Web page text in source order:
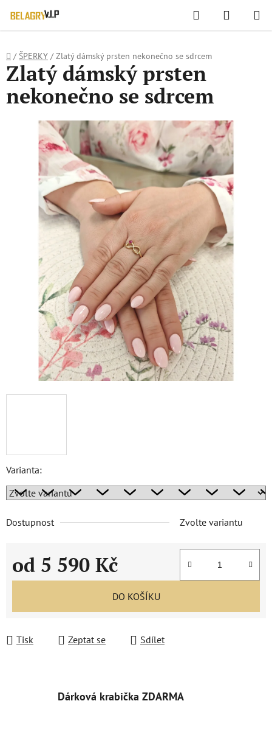
WIDGET HODNOCENÍ OBCHODU
Přejít
na
Hledat
KOŠÍK
Domů
/ ŠPERKY / Zlatý dámský prsten nekonečno se sdrcem
Varianta:
Dostupnost Zvolte variantu
od 5 590 Kč
Měrná cena:
DO KOŠÍKU
Tisk Zeptat se Sdílet
Zlatý dámský prsten
nekonečno se sdrcem
Dárková krabička ZDARMA